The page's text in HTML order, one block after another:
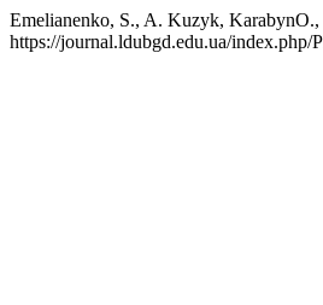
Emelianenko, S., A. Kuzyk,
https://journal.ldubgd.edu.ua/index.php/